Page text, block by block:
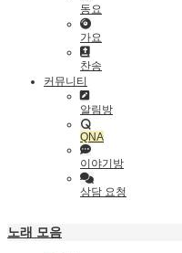
동요
가요
찬송
커뮤니티
알림방
QNA
이야기방
상담 요청
노래 모음